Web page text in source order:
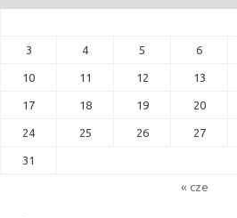
3 4 5 6
10 11 12 13
17 18 19 20
24 25 26 27
31
« cze